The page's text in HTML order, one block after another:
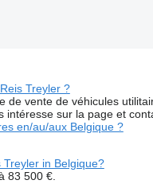
Treyler ?
de vente de véhicules
sur la page et
en/au/aux Belgique ?
in Belgique?
83 500 €.